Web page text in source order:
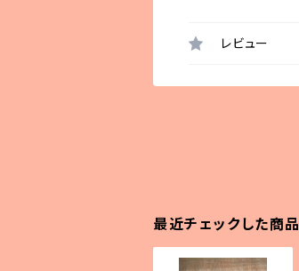
レビュー
最近チェックした商品